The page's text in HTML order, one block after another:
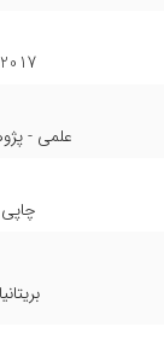
2017
علمی -
چاپی
بریتانیا